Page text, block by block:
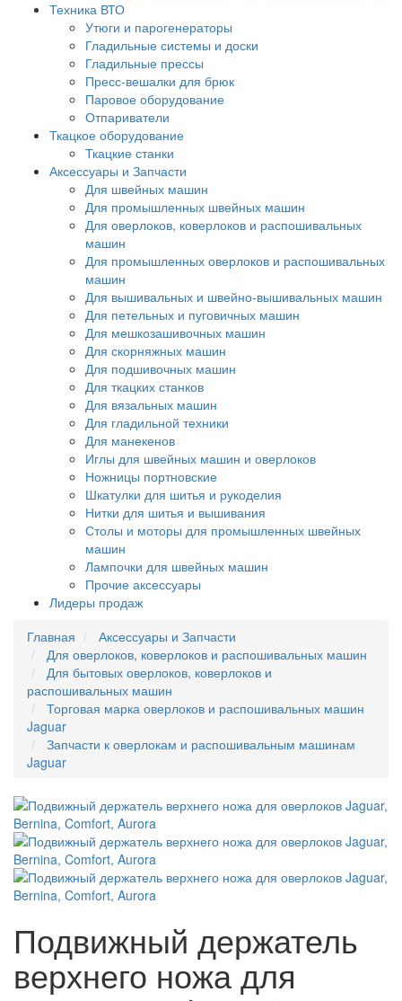
Техника ВТО
Утюги и парогенераторы
Гладильные системы и доски
Гладильные прессы
Пресс-вешалки для брюк
Паровое оборудование
Отпариватели
Ткацкое оборудование
Ткацкие станки
Аксессуары и Запчасти
Для швейных машин
Для промышленных швейных машин
Для оверлоков, коверлоков и распошивальных
машин
Для промышленных оверлоков и распошивальных
машин
Для вышивальных и швейно-вышивальных машин
Для петельных и пуговичных машин
Для мешкозашивочных машин
Для скорняжных машин
Для подшивочных машин
Для ткацких станков
Для вязальных машин
Для гладильной техники
Для манекенов
Иглы для швейных машин и оверлоков
Ножницы портновские
Шкатулки для шитья и рукоделия
Нитки для шитья и вышивания
Столы и моторы для промышленных швейных
машин
Лампочки для швейных машин
Прочие аксессуары
Лидеры продаж
Главная
Аксессуары и Запчасти
Для оверлоков, коверлоков и распошивальных машин
Для бытовых оверлоков, коверлоков и
распошивальных машин
Торговая марка оверлоков и распошивальных машин
Jaguar
Запчасти к оверлокам и распошивальным машинам
Jaguar
Подвижный держатель
верхнего ножа для